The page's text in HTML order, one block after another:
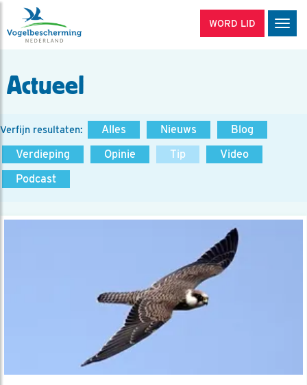
WORD LID
Actueel
Verfijn resultaten: Alles Nieuws
Blog
Verdieping
Opinie Tip
Video
Podcast